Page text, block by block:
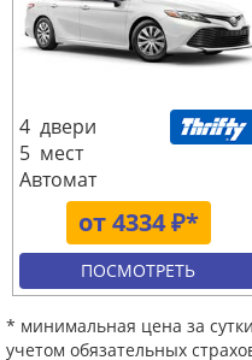
от 4334 ₽*
4 двери
5 мест
Автомат
ПОСМОТРЕТЬ
* минимальная цена за
учетом обязательных